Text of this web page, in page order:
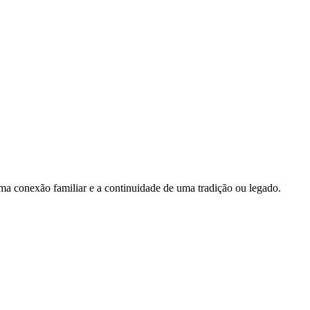
conexão familiar e a continuidade de uma tradição ou legado.